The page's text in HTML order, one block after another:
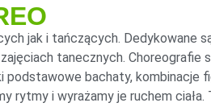
jak i tańczących. Dedykowane
tanecznych. Choreografie
podstawowe bachaty, kombinacje
rytmy i wyrażamy je ruchem ciała.